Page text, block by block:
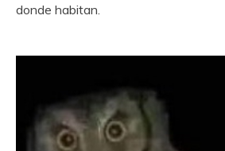
donde habitan.